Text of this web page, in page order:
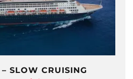
SLOW CRUISING